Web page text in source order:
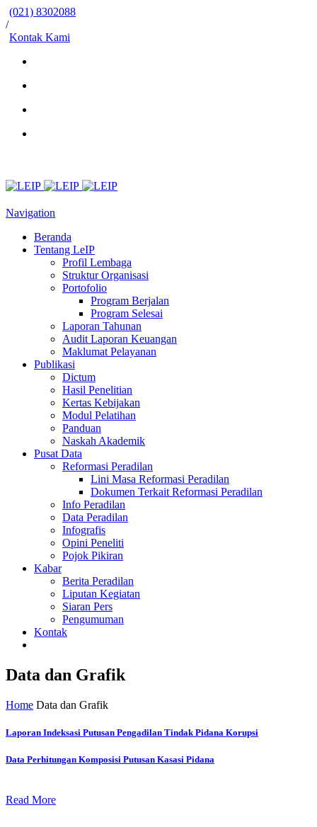
(021) 8302088
/
Kontak Kami
Navigation
Beranda
Tentang LeIP
Profil Lembaga
Struktur Organisasi
Portofolio
Program Berjalan
Program Selesai
Laporan Tahunan
Audit Laporan Keuangan
Maklumat Pelayanan
Publikasi
Dictum
Hasil Penelitian
Kertas Kebijakan
Modul Pelatihan
Panduan
Naskah Akademik
Pusat Data
Reformasi Peradilan
Lini Masa Reformasi Peradilan
Dokumen Terkait Reformasi Peradilan
Info Peradilan
Data Peradilan
Infografis
Opini Peneliti
Pojok Pikiran
Kabar
Berita Peradilan
Liputan Kegiatan
Siaran Pers
Pengumuman
Kontak
Data dan Grafik
Home Data dan Grafik
Laporan Indeksasi Putusan Pengadilan Tindak Pidana Korupsi
Data Perhitungan Komposisi Putusan Kasasi Pidana
Read More